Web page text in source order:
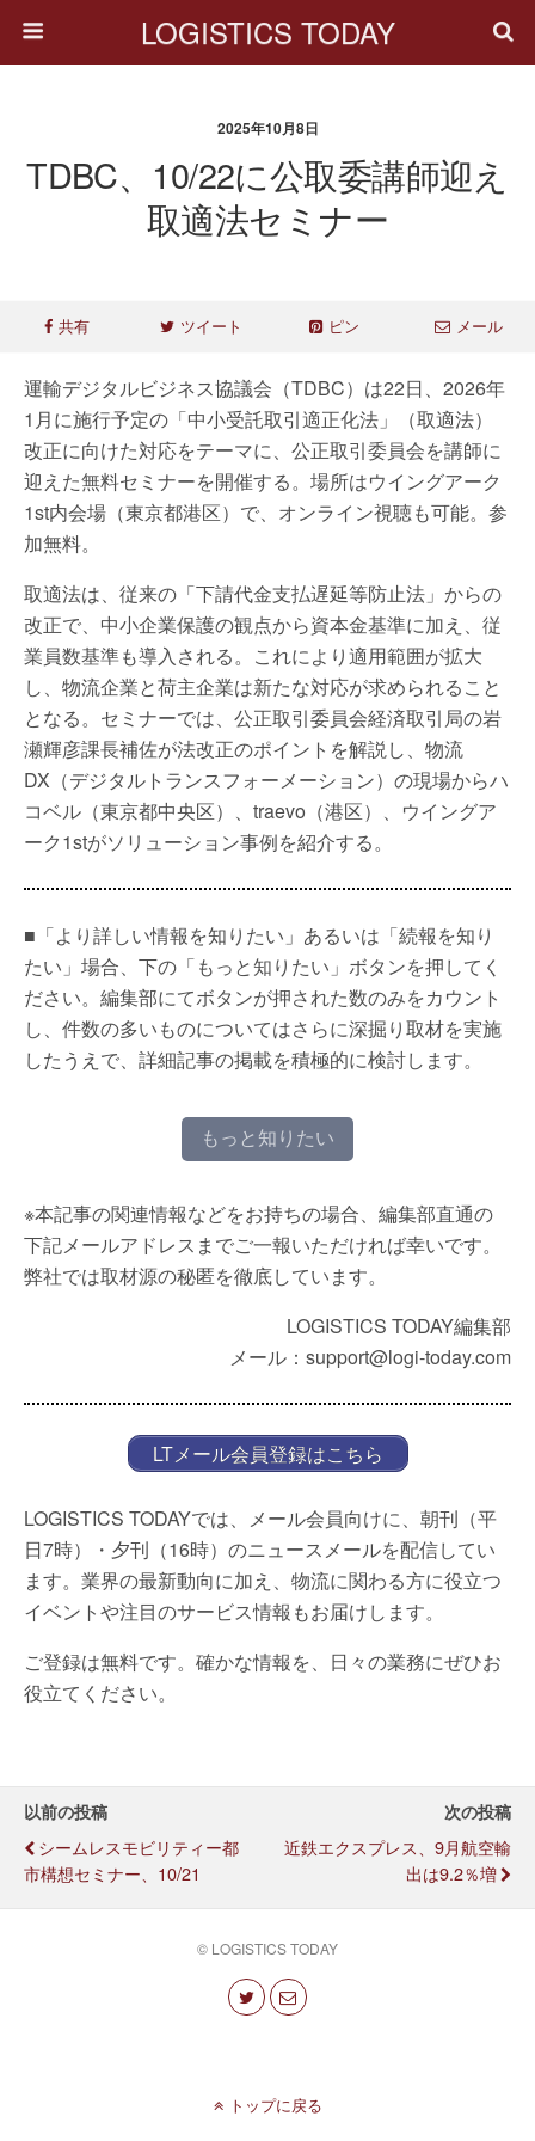
LOGISTICS TODAY
2025年10月8日
TDBC、10/22に公取委講師迎え
取適法セミナー
共有 ツイート ピン メール
運輸デジタルビジネス協議会（TDBC）は22日、2026年
1月に施行予定の「中小受託取引適正化法」（取適法）
改正に向けた対応をテーマに、公正取引委員会を講師に
迎えた無料セミナーを開催する。場所はウイングアーク
1st内会場（東京都港区）で、オンライン視聴も可能。参
加無料。
取適法は、従来の「下請代金支払遅延等防止法」からの
改正で、中小企業保護の観点から資本金基準に加え、従
業員数基準も導入される。これにより適用範囲が拡大
し、物流企業と荷主企業は新たな対応が求められること
となる。セミナーでは、公正取引委員会経済取引局の岩
瀬輝彦課長補佐が法改正のポイントを解説し、物流
DX（デジタルトランスフォーメーション）の現場からハ
コベル（東京都中央区）、traevo（港区）、ウイングア
ーク1stがソリューション事例を紹介する。
■「より詳しい情報を知りたい」あるいは「続報を知り
たい」場合、下の「もっと知りたい」ボタンを押してく
ださい。編集部にてボタンが押された数のみをカウント
し、件数の多いものについてはさらに深掘り取材を実施
したうえで、詳細記事の掲載を積極的に検討します。
もっと知りたい
※本記事の関連情報などをお持ちの場合、編集部直通の
下記メールアドレスまでご一報いただければ幸いです。
弊社では取材源の秘匿を徹底しています。
LOGISTICS TODAY編集部
メール：support@logi-today.com
LTメール会員登録はこちら
LOGISTICS TODAYでは、メール会員向けに、朝刊（平
日7時）・夕刊（16時）のニュースメールを配信してい
ます。業界の最新動向に加え、物流に関わる方に役立つ
イベントや注目のサービス情報もお届けします。
ご登録は無料です。確かな情報を、日々の業務にぜひお
役立てください。
以前の投稿
シームレスモビリティー都
市構想セミナー、10/21
次の投稿
近鉄エクスプレス、9月航空輸
出は9.2％増
© LOGISTICS TODAY
トップに戻る